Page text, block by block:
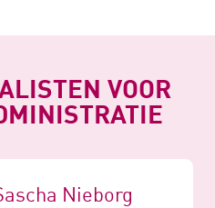
VOOR
Nieborg